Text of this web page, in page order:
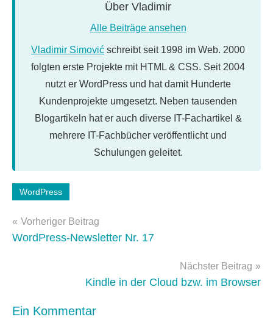
Über Vladimir
Alle Beiträge ansehen
Vladimir Simović schreibt seit 1998 im Web. 2000
folgten erste Projekte mit HTML & CSS. Seit 2004
nutzt er WordPress und hat damit Hunderte
Kundenprojekte umgesetzt. Neben tausenden
Blogartikeln hat er auch diverse IT-Fachartikel &
mehrere IT-Fachbücher veröffentlicht und
Schulungen geleitet.
Schlagwörter:
workshops
WordPress
Beitragsnavigation
Vorheriger Beitrag
WordPress-Newsletter Nr. 17
Nächster Beitrag
Kindle in der Cloud bzw. im Browser
Ein Kommentar